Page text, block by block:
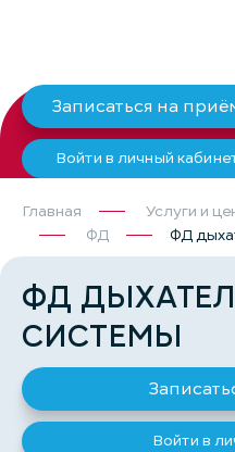
Записаться на
Войти в личный
Главная Услуги и
ФД
ФД
ФД
СИСТЕМЫ
Войти в